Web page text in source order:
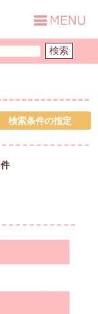
検索条件の指定